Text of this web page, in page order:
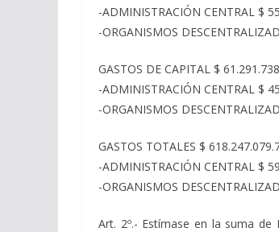
-ADMINISTRACIÓN CENTRAL $
-ORGANISMOS
GASTOS DE CAPITAL $
-ADMINISTRACIÓN CENTRAL $
-ORGANISMOS
GASTOS TOTALES $
-ADMINISTRACIÓN CENTRAL $
-ORGANISMOS
Art. 2º.- Estímase en la suma